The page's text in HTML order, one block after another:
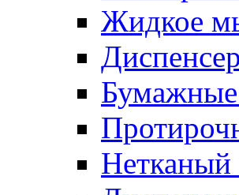
Жидкое
Бумажные
Нетканый